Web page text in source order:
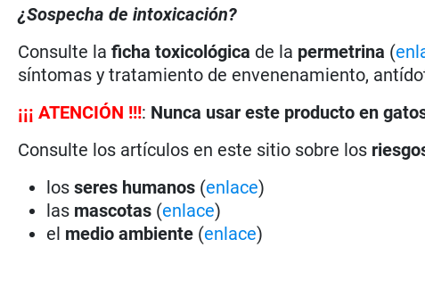
¿Sospecha de intoxicación?
Consulte laficha toxicológica de la permetrina (
síntomas y tratamiento de envenenamiento,
¡¡¡ATENCIÓN !!!: Nunca usar este producto en
Consulte los artículos en este sitio sobre los
losseres humanos (enlace)
las mascotas (enlace)
el medio ambiente (enlace)